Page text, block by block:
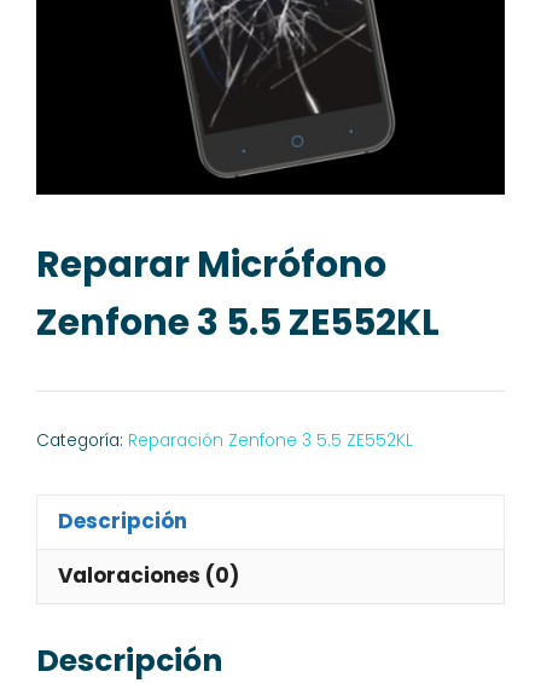
Reparar Micrófono
Zenfone 3 5.5 ZE552KL
Categoría: Reparación Zenfone 3 5.5 ZE552KL
Descripción
Valoraciones (0)
Descripción